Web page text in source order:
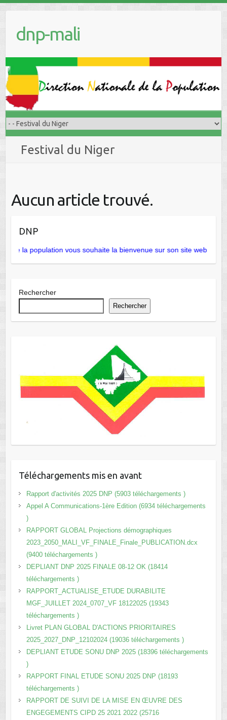
dnp-mali
Festival du Niger
Aucun article trouvé.
DNP
de la population vous souhaite la bienvenue sur son site web officiel
Rechercher
Rechercher
Téléchargements mis en avant
Rapport d'activités 2025 DNP (5903 téléchargements )
Appel A Communications-1ère Edition (6934 téléchargements
)
RAPPORT GLOBAL Projections démographiques
2023_2050_MALI_VF_FINALE_Finale_PUBLICATION.dcx
(9400 téléchargements )
DEPLIANT DNP 2025 FINALE 08-12 OK (18414
téléchargements )
RAPPORT_ACTUALISE_ETUDE DURABILITE
MGF_JUILLET 2024_0707_VF 18122025 (19343
téléchargements )
Livret PLAN GLOBAL D'ACTIONS PRIORITAIRES
2025_2027_DNP_12102024 (19036 téléchargements )
DEPLIANT ETUDE SONU DNP 2025 (18396 téléchargements
)
RAPPORT FINAL ETUDE SONU 2025 DNP (18193
téléchargements )
RAPPORT DE SUIVI DE LA MISE EN ŒUVRE DES
ENGEGEMENTS CIPD 25 2021 2022 (25716